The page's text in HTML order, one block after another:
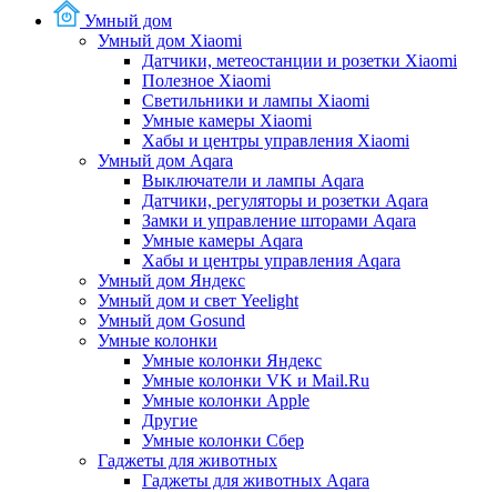
Умный дом
Умный дом Xiaomi
Датчики, метеостанции и розетки Xiaomi
Полезное Xiaomi
Светильники и лампы Xiaomi
Умные камеры Xiaomi
Хабы и центры управления Xiaomi
Умный дом Aqara
Выключатели и лампы Aqara
Датчики, регуляторы и розетки Aqara
Замки и управление шторами Aqara
Умные камеры Aqara
Хабы и центры управления Aqara
Умный дом Яндекс
Умный дом и свет Yeelight
Умный дом Gosund
Умные колонки
Умные колонки Яндекс
Умные колонки VK и Mail.Ru
Умные колонки Apple
Другие
Умные колонки Сбер
Гаджеты для животных
Гаджеты для животных Aqara